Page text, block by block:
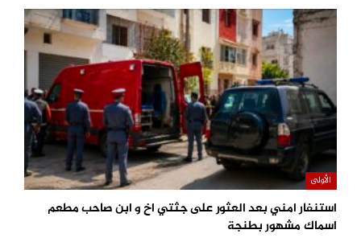
الأولى
استنفار امني بعد العثور على جثتي اخ و ابن صاحب مطعم
اسماك مشهور بطنجة